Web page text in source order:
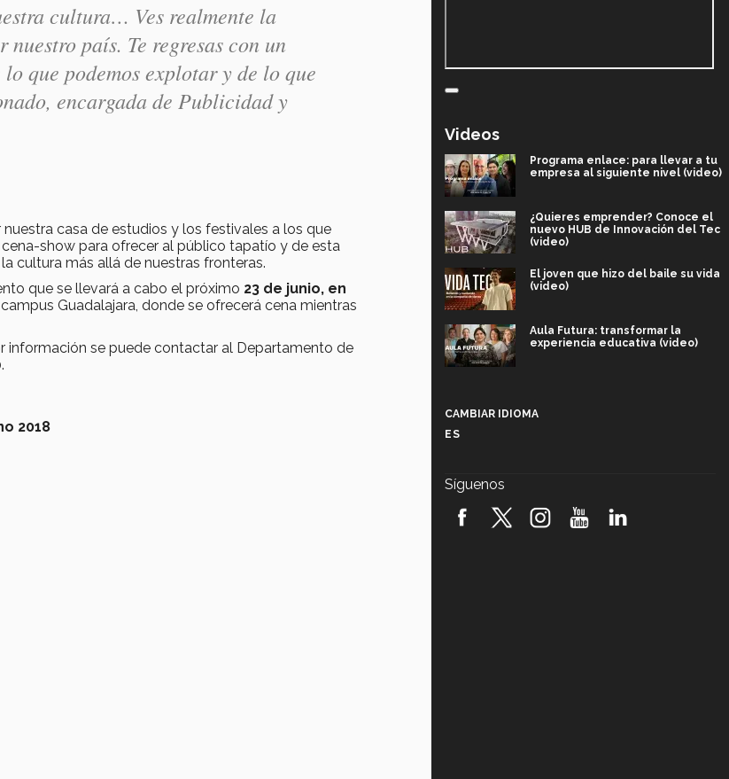
cultura… Ves realmente la
país. Te regresas con un
que podemos explotar y de lo que
encargada de Publicidad y
casa de estudios y los festivales a los que
show para ofrecer al público tapatío y de esta
cultura más allá de nuestras fronteras.
que se llevará a cabo el próximo 23 de junio, en
Guadalajara, donde se ofrecerá cena mientras
información se puede contactar al Departamento de
2018
Videos
Programa enlace: para llevar a tu
empresa al siguiente nivel (video)
¿Quieres emprender? Conoce el
nuevo HUB de Innovación del Tec
(video)
El joven que hizo del baile su vida
(video)
Aula Futura: transformar la
experiencia educativa (video)
robótica FIRST 2026! (video)
CAMBIAR IDIOMA
ES
Síguenos